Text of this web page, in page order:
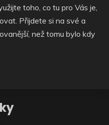
toho, co tu pro Vás je,
Přijdete si na své a
než tomu bylo kdy